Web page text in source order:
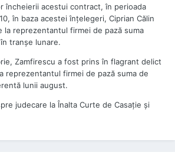
încheierii acestui contract, în perioada
în baza acestei înţelegeri, Ciprian Călin
la reprezentantul firmei de pază suma
tranşe lunare.
Zamfirescu a fost prins în flagrant delict
reprezentantul firmei de pază suma de
lunii august.
judecare la Înalta Curte de Casaţie şi